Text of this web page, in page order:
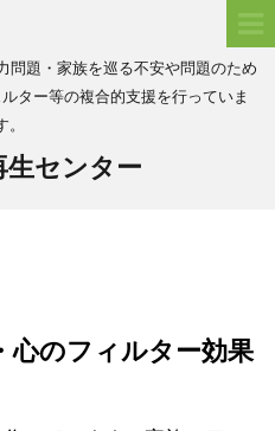
題・家族を巡る不安や問題のため
ター等の複合的支援を行っていま
。
生センター
心のフィルター効果